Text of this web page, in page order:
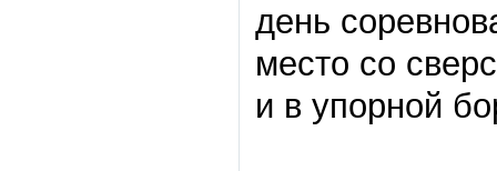
день
место со
и в упорной